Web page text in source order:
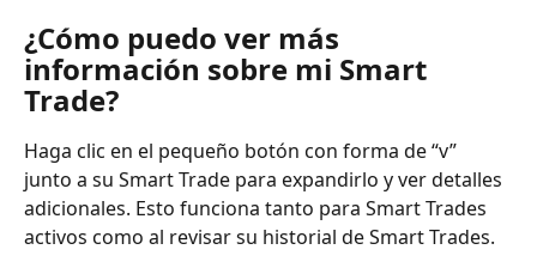
¿Cómo puedo ver más
información sobre mi Smart
Trade?
Haga clic en el pequeño botón con forma de “v”
junto a su Smart Trade para expandirlo y ver detalles
adicionales. Esto funciona tanto para Smart Trades
activos como al revisar su historial de Smart Trades.